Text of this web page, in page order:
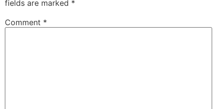
fields are marked *
Comment *